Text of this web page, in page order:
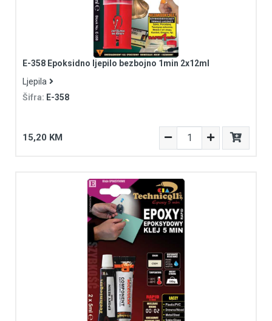
E-358 Epoksidno ljepilo bezbojno 1min 2x12ml
Ljepila
Šifra: E-358
15,20 KM